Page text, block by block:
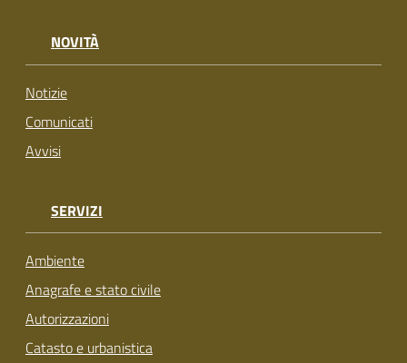
NOVITÀ
Notizie
Comunicati
Avvisi
SERVIZI
Ambiente
Anagrafe e stato civile
Autorizzazioni
Catasto e urbanistica